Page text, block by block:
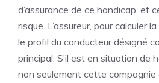
d’assurance de ce handicap, et
risque. L’assureur, pour calculer
le profil du conducteur désigné
principal. S’il est en situation de
non seulement cette compagnie